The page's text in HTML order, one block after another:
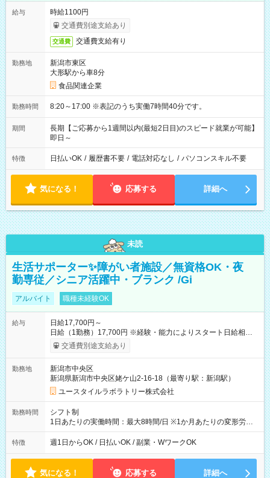
給与
時給1100円
交通費別途支給あり
交通費 交通費支給有り
勤務地
新潟市東区
大形駅から車8分
食品関連企業
勤務時間 8:20～17:00 ※表記のうち実働7時間40分です。
期間
長期【ご応募から1週間以内(最短2日目)のスピード就業が可能】
即日～
特徴 日払いOK / 履歴書不要 / 電話対応なし / パソコンスキル不要
気になる！ 応募する 詳細へ
未読
生活サポーター✨障がい者施設／無資格OK・夜
勤専従／シニア活躍中・ブランク /Gi
アルバイト 職種未経験OK
給与
日給17,700円～
日給（1勤務）17,700円 ※経験・能力によりスタート日給相談
可・昇給可 【試用期間】試用期間あり 試用期間の長さ：3ヶ月
雇用形態、給与は本採用時と同じです。
交通費別途支給あり
勤務地
新潟市中央区
新潟県新潟市中央区姥ケ山2-16-18（最寄り駅：新潟駅）
ユースタイルラボラトリー株式会社
勤務時間
シフト制
1日あたりの実働時間：最大8時間/日 ※1か月あたりの変形労働
制（週平均40時間以内） 夜勤：17:00-翌09:00（休憩2時間）
特徴 週1日からOK / 日払いOK / 副業・WワークOK
気になる！ 応募する 詳細へ